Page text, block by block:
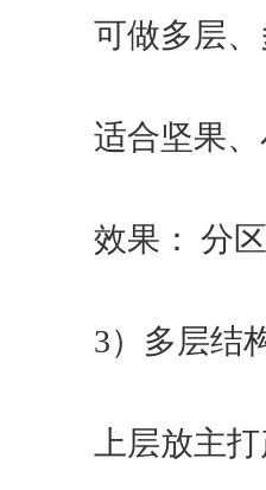
可做多层、
适合坚果、
效果： 分区
3）多层结构
上层放主打